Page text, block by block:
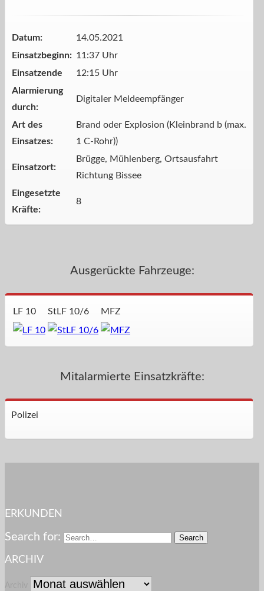
Datum:
14.05.2021
Einsatzbeginn: 11:37 Uhr
Einsatzende
12:15 Uhr
Alarmierung
durch:
Digitaler Meldeempfänger
Art des
Einsatzes:
Brand oder Explosion (Kleinbrand b (max.
1 C-Rohr))
Einsatzort:
Brügge, Mühlenberg, Ortsausfahrt
Richtung Bissee
Eingesetzte
Kräfte:
8
Ausgerückte Fahrzeuge:
LF 10 StLF 10/6 MFZ
Mitalarmierte Einsatzkräfte:
Polizei
ERKUNDEN
Search for:
ARCHIV